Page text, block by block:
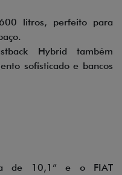
litros, perfeito para
Hybrid também
sofisticado e bancos
de 10,1” e o FIAT